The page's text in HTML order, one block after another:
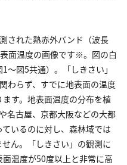
された熱赤外バンド（波長
面温度の画像です※。図の白
～図5共通）。「しきさい」
わらず、すでに地表面の温度
す。地表面温度の分布を植
名古屋、京都大阪などの大都
いるのに対し、森林域では
ん。「しきさい」の観測に
温度が50度以上と非常に高